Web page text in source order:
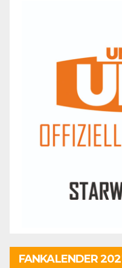
FANKALENDER